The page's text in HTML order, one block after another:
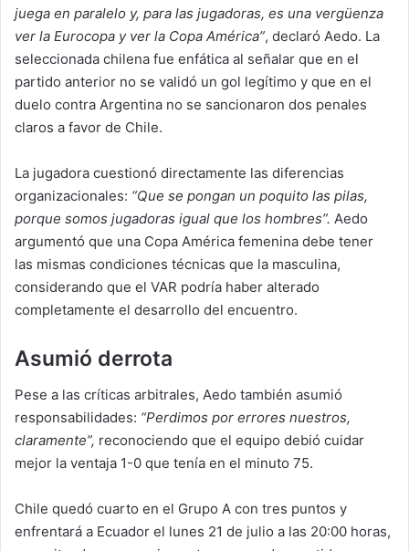
juega en paralelo y, para las jugadoras, es una vergüenza
ver la Eurocopa y ver la Copa América”, declaró Aedo. La
seleccionada chilena fue enfática al señalar que en el
partido anterior no se validó un gol legítimo y que en el
duelo contra Argentina no se sancionaron dos penales
claros a favor de Chile.
La jugadora cuestionó directamente las diferencias
organizacionales: “Que se pongan un poquito las pilas,
porque somos jugadoras igual que los hombres”. Aedo
argumentó que una Copa América femenina debe tener
las mismas condiciones técnicas que la masculina,
considerando que el VAR podría haber alterado
completamente el desarrollo del encuentro.
Asumió derrota
Pese a las críticas arbitrales, Aedo también asumió
responsabilidades: “Perdimos por errores nuestros,
claramente”, reconociendo que el equipo debió cuidar
mejor la ventaja 1-0 que tenía en el minuto 75.
Chile quedó cuarto en el Grupo A con tres puntos y
enfrentará a Ecuador el lunes 21 de julio a las 20:00 horas,